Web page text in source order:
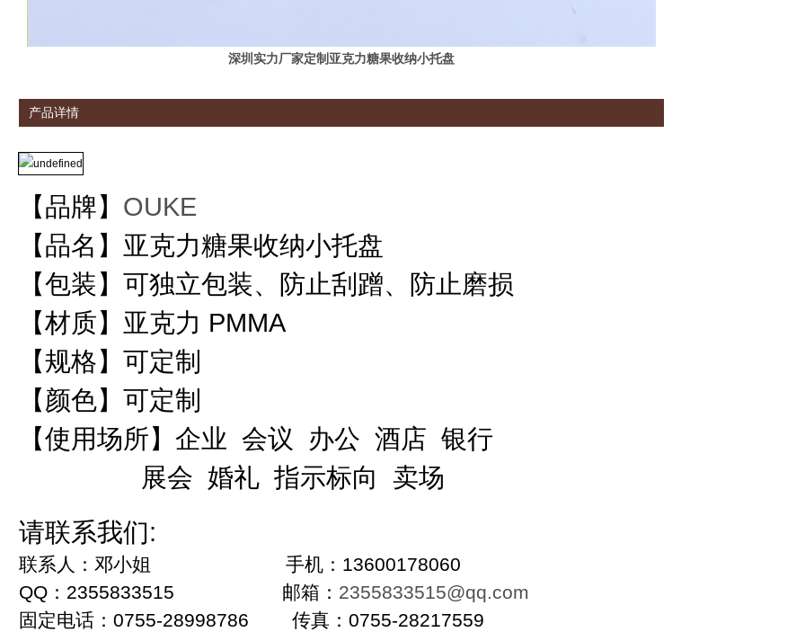
深圳实力厂家定制亚克力糖果收纳小托盘
产品详情
【品牌】 OUKE
【品名】亚克力糖果收纳小托盘
【包装】可独立包装、防止刮蹭、防止磨损
【材质】亚克力 PMMA
【规格】可定制
【颜色】可定制
【使用场所】企业 会议 办公 酒店 银行
展会 婚礼 指示标向 卖场
请联系我们:
联系人：邓小姐 手机：13600178060
QQ：2355833515 邮箱： 2355833515@qq.com
固定电话：0755-28998786 传真：0755-28217559